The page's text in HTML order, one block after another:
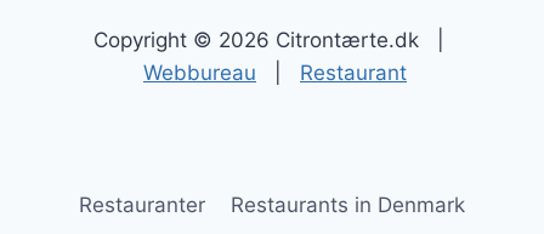
Copyright © 2026 Citrontærte.dk |
Webbureau
Restaurant
Restauranter Restaurants in Denmark